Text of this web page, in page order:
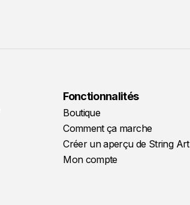
Fonctionnalités
Boutique
Comment ça marche
Créer un aperçu de String Art
Mon compte